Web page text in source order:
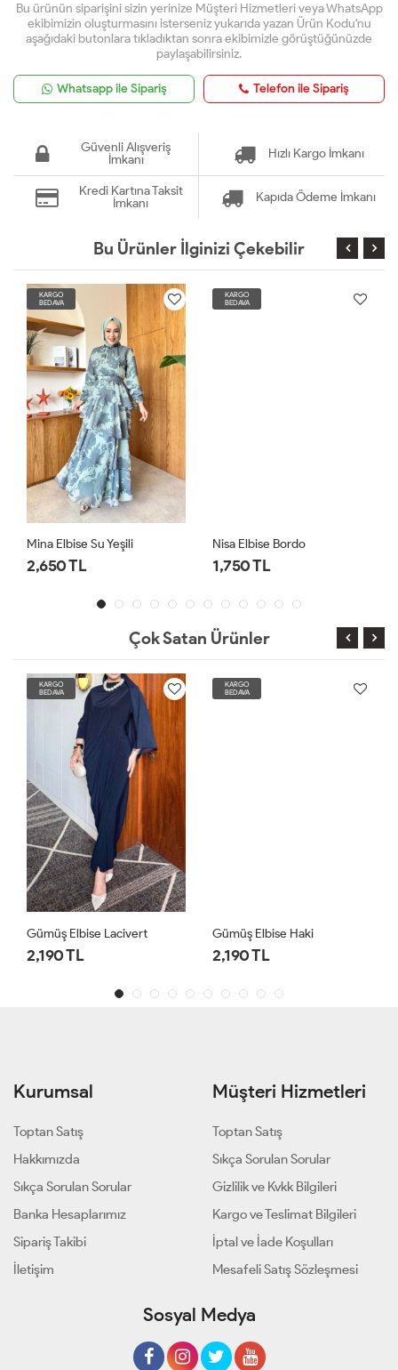
Bu ürünün siparişini sizin yerinize Müşteri Hizmetleri veya WhatsApp
ekibimizin oluşturmasını isterseniz yukarıda yazan Ürün Kodu'nu
aşağıdaki butonlara tıkladıktan sonra ekibimizle görüştüğünüzde
paylaşabilirsiniz.
Whatsapp ile Sipariş Telefon ile Sipariş
Güvenli Alışveriş
İmkanı
Hızlı Kargo İmkanı
Kredi Kartına Taksit
İmkanı
Kapıda Ödeme İmkanı
Bu Ürünler İlginizi Çekebilir
KARGO
BEDAVA
Mina Elbise Su Yeşili
2,650 TL
KARGO
BEDAVA
Nisa Elbise Bordo
1,750 TL
Çok Satan Ürünler
KARGO
BEDAVA
Gümüş Elbise Lacivert
2,190 TL
KARGO
BEDAVA
Gümüş Elbise Haki
2,190 TL
Kurumsal
Toptan Satış
Hakkımızda
Sıkça Sorulan Sorular
Banka Hesaplarımız
Sipariş Takibi
İletişim
Müşteri Hizmetleri
Toptan Satış
Sıkça Sorulan Sorular
Gizlilik ve Kvkk Bilgileri
Kargo ve Teslimat Bilgileri
İptal ve İade Koşulları
Mesafeli Satış Sözleşmesi
Sosyal Medya